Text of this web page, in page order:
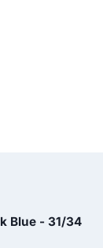
Blue - 31/34